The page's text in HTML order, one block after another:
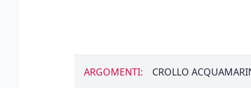
ARGOMENTI: CROLLO